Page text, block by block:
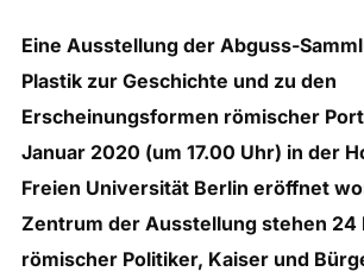
Eine Ausstellung der Abguss-
Plastik zur Geschichte und zu den
Erscheinungsformen römischer
Januar 2020 (um 17.00 Uhr) in der
Freien Universität Berlin eröffnet
Zentrum der Ausstellung stehen 24
römischer Politiker, Kaiser und